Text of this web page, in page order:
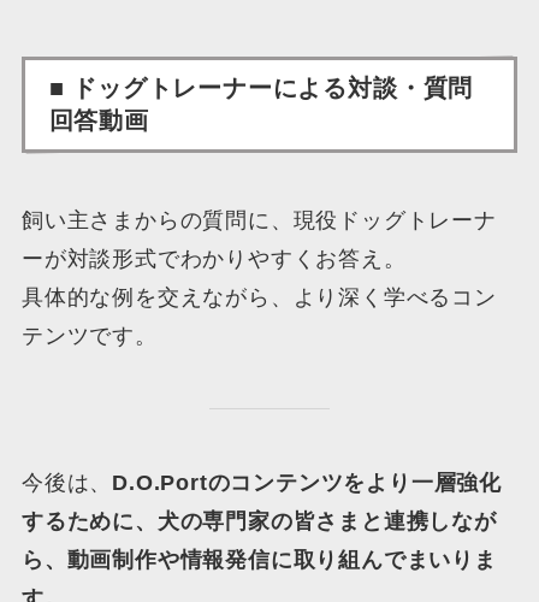
■ ドッグトレーナーによる対談・質問
回答動画
飼い主さまからの質問に、現役ドッグトレーナ
ーが対談形式でわかりやすくお答え。
具体的な例を交えながら、より深く学べるコン
テンツです。
今後は、 D.O.Portのコンテンツをより一層強化
するために、犬の専門家の皆さまと連携しなが
ら、動画制作や情報発信に取り組んでまいりま